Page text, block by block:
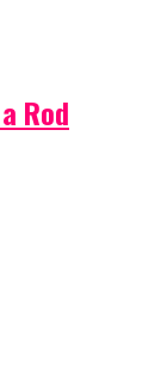
Rod